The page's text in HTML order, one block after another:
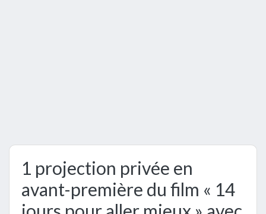
1 projection privée en
avant-première du film « 14